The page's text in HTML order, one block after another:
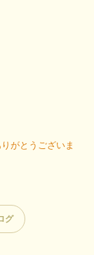
がとうございま
グ